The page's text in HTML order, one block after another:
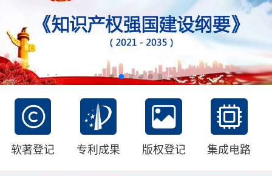
软著登记 专利成果 版权登记 集成电路